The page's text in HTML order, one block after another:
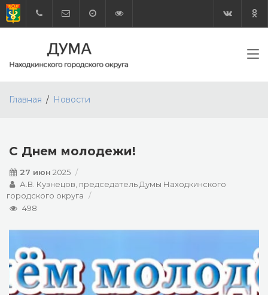
Главная Новости
С Днем молодежи!
27 июн 2025
А.В. Кузнецов, председатель Думы Находкинского
городского округа
498